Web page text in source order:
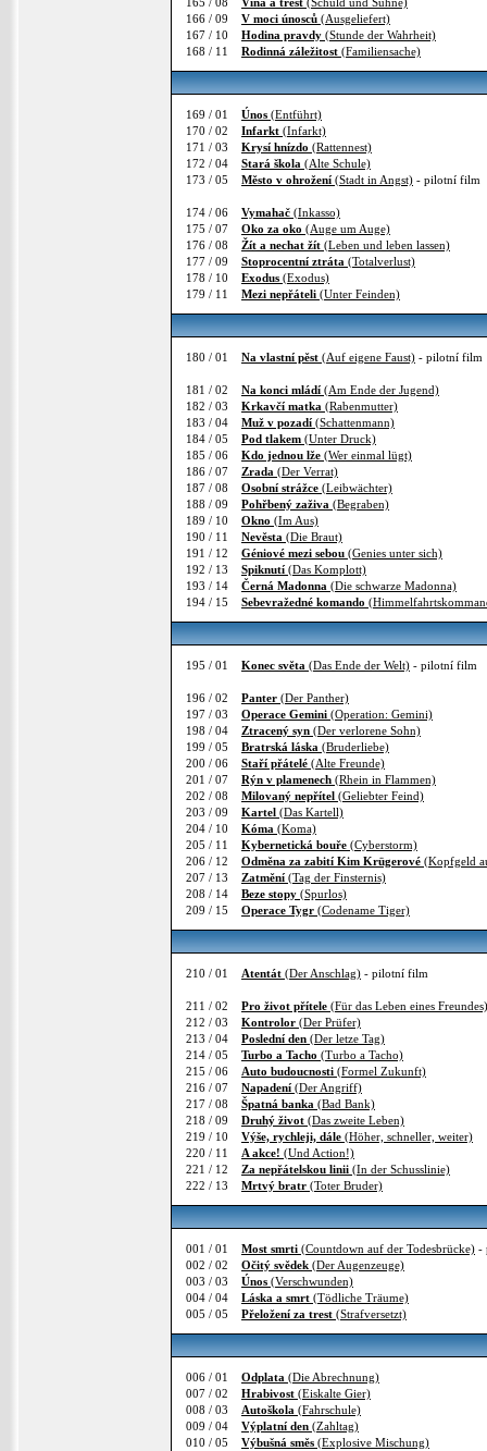
166 / 09
V moci únosců (Ausgeliefert)
167 / 10
Hodina pravdy (Stunde der Wahrheit)
168 / 11
Rodinná záležitost (Familiensache)
169 / 01 Únos (Entführt)
170 / 02
Infarkt (Infarkt)
171 / 03
Krysí hnízdo (Rattennest)
172 / 04
Stará škola (Alte Schule)
173 / 05
Město v ohrožení (Stadt in Angst) - pilotní film
174 / 06 Vymahač (Inkasso)
175 / 07
Oko za oko (Auge um Auge)
176 / 08
Žít a nechat žít (Leben und leben lassen)
177 / 09
Stoprocentní ztráta (Totalverlust)
178 / 10
Exodus (Exodus)
179 / 11
Mezi nepřáteli (Unter Feinden)
180 / 01 Na vlastní pěst (Auf eigene Faust) - pilotní film
181 / 02 Na konci mládí (Am Ende der Jugend)
182 / 03
Krkavčí matka (Rabenmutter)
183 / 04
Muž v pozadí (Schattenmann)
184 / 05
Pod tlakem (Unter Druck)
185 / 06
Kdo jednou lže (Wer einmal lügt)
186 / 07
Zrada (Der Verrat)
187 / 08
Osobní strážce (Leibwächter)
188 / 09
Pohřbený zaživa (Begraben)
189 / 10
Okno (Im Aus)
190 / 11
Nevěsta (Die Braut)
191 / 12
Géniové mezi sebou (Genies unter sich)
192 / 13
Spiknutí (Das Komplott)
193 / 14
Černá Madonna (Die schwarze Madonna)
194 / 15
Sebevražedné komando
195 / 01 Konec světa (Das Ende der Welt) - pilotní film
196 / 02 Panter (Der Panther)
197 / 03
Operace Gemini (Operation: Gemini)
198 / 04
Ztracený syn (Der verlorene Sohn)
199 / 05
Bratrská láska (Bruderliebe)
200 / 06
Staří přátelé (Alte Freunde)
201 / 07
Rýn v plamenech (Rhein in Flammen)
202 / 08
Milovaný nepřítel (Geliebter Feind)
203 / 09
Kartel (Das Kartell)
204 / 10
Kóma (Koma)
205 / 11
Kybernetická bouře (Cyberstorm)
206 / 12
Odměna za zabití Kim Krügerové (Kopfgeld
207 / 13
Zatmění (Tag der Finsternis)
208 / 14
Beze stopy (Spurlos)
209 / 15
Operace Tygr (Codename Tiger)
210 / 01 Atentát (Der Anschlag) - pilotní film
211 / 02 Pro život přítele (Für das Leben eines Freundes)
212 / 03
Kontrolor (Der Prüfer)
213 / 04
Poslední den (Der letze Tag)
214 / 05
Turbo a Tacho (Turbo a Tacho)
215 / 06
Auto budoucnosti (Formel Zukunft)
216 / 07
Napadení (Der Angriff)
217 / 08
Špatná banka (Bad Bank)
218 / 09
Druhý život (Das zweite Leben)
219 / 10
Výše, rychleji, dále (Höher, schneller, weiter)
220 / 11
A akce! (Und Action!)
221 / 12
Za nepřátelskou linii (In der Schusslinie)
222 / 13
Mrtvý bratr (Toter Bruder)
001 / 01 Most smrti (Countdown auf der Todesbrücke) -
002 / 02
Očitý svědek (Der Augenzeuge)
003 / 03
Únos (Verschwunden)
004 / 04
Láska a smrt (Tödliche Träume)
005 / 05
Přeložení za trest (Strafversetzt)
006 / 01 Odplata (Die Abrechnung)
007 / 02
Hrabivost (Eiskalte Gier)
008 / 03
Autoškola (Fahrschule)
009 / 04
Výplatní den (Zahltag)
010 / 05
Výbušná směs (Explosive Mischung)